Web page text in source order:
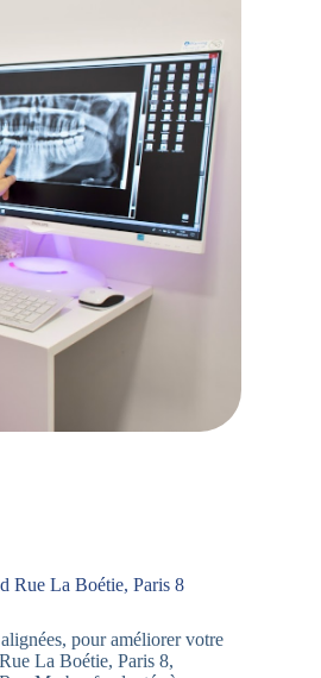
Rue La Boétie, Paris 8
pour améliorer votre
La Boétie, Paris 8,